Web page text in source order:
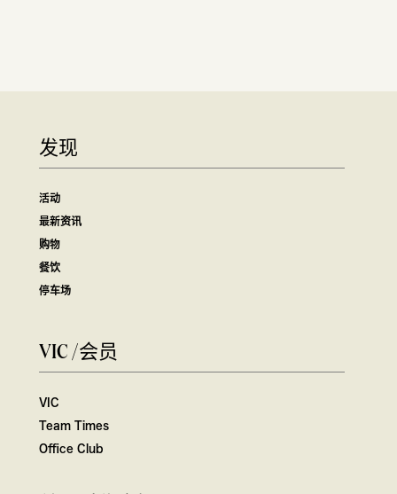
发现
活动
最新资讯
购物
餐饮
停车场
VIC /会员
VIC
Team Times
Office Club